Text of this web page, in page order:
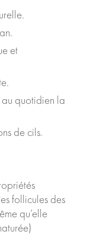
et
quotidien la
de cils.
follicules des
qu’elle